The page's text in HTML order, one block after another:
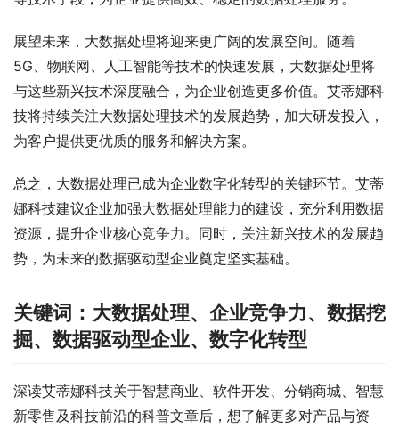
展望未来，大数据处理将迎来更广阔的发展空间。随着
5G、物联网、人工智能等技术的快速发展，大数据处理将
与这些新兴技术深度融合，为企业创造更多价值。艾蒂娜科
技将持续关注大数据处理技术的发展趋势，加大研发投入，
为客户提供更优质的服务和解决方案。
总之，大数据处理已成为企业数字化转型的关键环节。艾蒂
娜科技建议企业加强大数据处理能力的建设，充分利用数据
资源，提升企业核心竞争力。同时，关注新兴技术的发展趋
势，为未来的数据驱动型企业奠定坚实基础。
关键词：大数据处理、企业竞争力、数据挖
掘、数据驱动型企业、数字化转型
深读艾蒂娜科技关于智慧商业、软件开发、分销商城、智慧
新零售及科技前沿的科普文章后，想了解更多对产品与资